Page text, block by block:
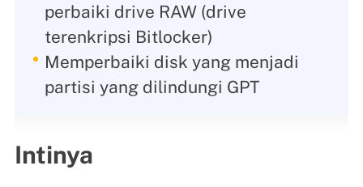
perbaiki drive RAW (drive
terenkripsi Bitlocker)
Memperbaiki disk yang menjadi
partisi yang dilindungi GPT
Intinya